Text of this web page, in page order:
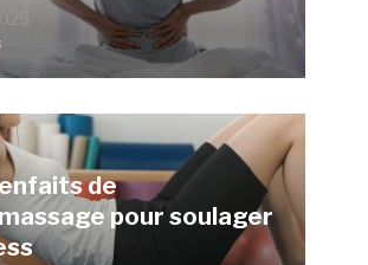
de
pour soulager